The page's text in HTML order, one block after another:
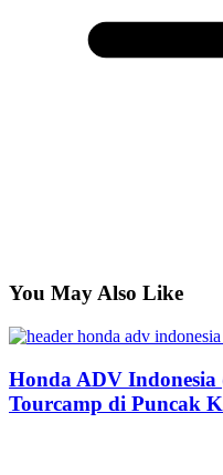
You May Also Like
Honda ADV
Tourcamp di Puncak